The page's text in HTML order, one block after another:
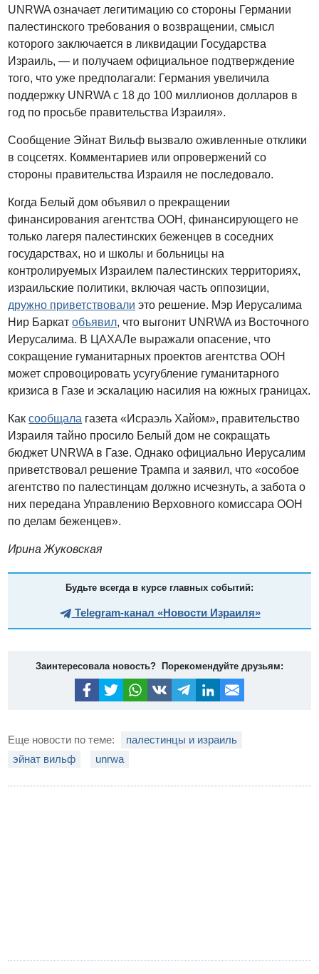
UNRWA означает легитимацию со стороны Германии
палестинского требования о возвращении, смысл
которого заключается в ликвидации Государства
Израиль, — и получаем официальное подтверждение
того, что уже предполагали: Германия увеличила
поддержку UNRWA с 18 до 100 миллионов долларов в
год по просьбе правительства Израиля».
Сообщение Эйнат Вильф вызвало оживленные отклики
в соцсетях. Комментариев или опровержений со
стороны правительства Израиля не последовало.
Когда Белый дом объявил о прекращении
финансирования агентства ООН, финансирующего не
только лагеря палестинских беженцев в соседних
государствах, но и школы и больницы на
контролируемых Израилем палестинских территориях,
израильские политики, включая часть оппозиции,
дружно приветствовали это решение. Мэр Иерусалима
Нир Баркатобъявил, что выгонит UNRWA из Восточного
Иерусалима. В ЦАХАЛе выражали опасение, что
сокращение гуманитарных проектов агентства ООН
может спровоцировать усугубление гуманитарного
кризиса в Газе и эскалацию насилия на южных границах.
Каксообщала газета «Исраэль Хайом», правительство
Израиля тайно просило Белый дом не сокращать
бюджет UNRWA в Газе. Однако официально Иерусалим
приветствовал решение Трампа и заявил, что «особое
агентство по палестинцам должно исчезнуть, а забота о
них передана Управлению Верховного комиссара ООН
по делам беженцев».
Ирина Жуковская
Будьте всегда в курсе главных событий:
Telegram-канал «Новости Израиля»
Заинтересовала новость? Порекомендуйте друзьям:
Еще новости по теме:
палестинцы и израиль
эйнат вильф
unrwa